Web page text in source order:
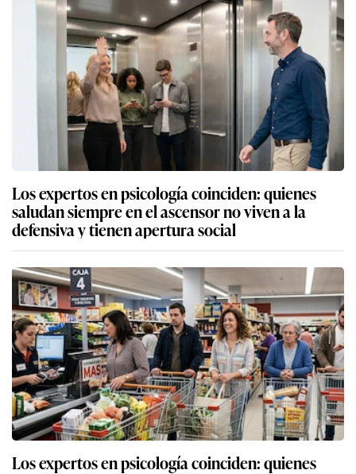
Los expertos en psicología coinciden: quienes
saludan siempre en el ascensor no viven a la
defensiva y tienen apertura social
Los expertos en psicología coinciden: quienes